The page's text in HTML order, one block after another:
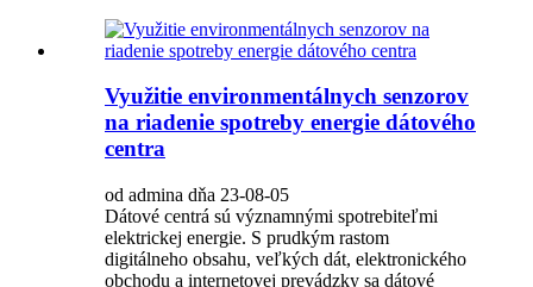
Využitie environmentálnych senzorov
na riadenie spotreby energie dátového
centra
od admina dňa 23-08-05
Dátové centrá sú významnými spotrebiteľmi
elektrickej energie. S prudkým rastom
digitálneho obsahu, veľkých dát, elektronického
obchodu a internetovej prevádzky sa dátové